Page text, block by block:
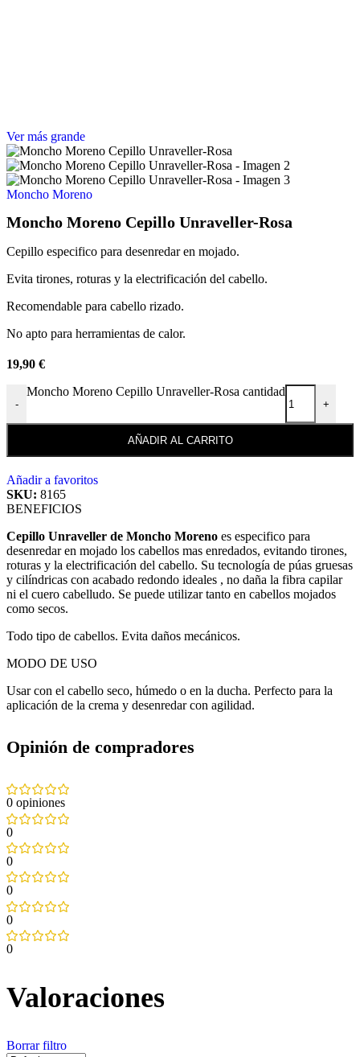
Ver más grande
Moncho Moreno
Moncho Moreno Cepillo Unraveller-Rosa
Cepillo especifico para desenredar en mojado.
Evita tirones, roturas y la electrificación del cabello.
Recomendable para cabello rizado.
No apto para herramientas de calor.
19,90 €
-
Moncho Moreno Cepillo Unraveller-Rosa cantidad
+
AÑADIR AL CARRITO
Añadir a favoritos
SKU: 8165
BENEFICIOS
Cepillo Unraveller de Moncho Moreno es especifico para
desenredar en mojado los cabellos mas enredados, evitando tirones,
roturas y la electrificación del cabello. Su tecnología de púas gruesas
y cilíndricas con acabado redondo ideales , no daña la fibra capilar
ni el cuero cabelludo. Se puede utilizar tanto en cabellos mojados
como secos.
Todo tipo de cabellos. Evita daños mecánicos.
MODO DE USO
Usar con el cabello seco, húmedo o en la ducha. Perfecto para la
aplicación de la crema y desenredar con agilidad.
Opinión de compradores
0 opiniones
0
0
0
0
0
Valoraciones
Borrar filtro